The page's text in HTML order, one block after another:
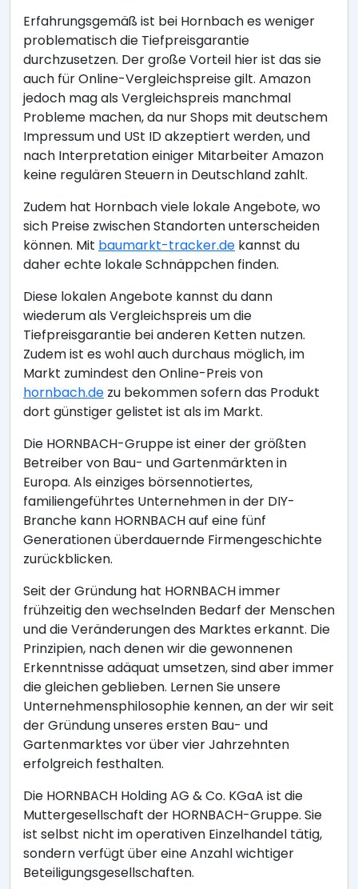
Erfahrungsgemäß ist bei Hornbach es weniger
problematisch die Tiefpreisgarantie
durchzusetzen. Der große Vorteil hier ist das sie
auch für Online-Vergleichspreise gilt. Amazon
jedoch mag als Vergleichspreis manchmal
Probleme machen, da nur Shops mit deutschem
Impressum und USt ID akzeptiert werden, und
nach Interpretation einiger Mitarbeiter Amazon
keine regulären Steuern in Deutschland zahlt.
Zudem hat Hornbach viele lokale Angebote, wo
sich Preise zwischen Standorten unterscheiden
können. Mit baumarkt-tracker.de kannst du
daher echte lokale Schnäppchen finden.
Diese lokalen Angebote kannst du dann
wiederum als Vergleichspreis um die
Tiefpreisgarantie bei anderen Ketten nutzen.
Zudem ist es wohl auch durchaus möglich, im
Markt zumindest den Online-Preis von
hornbach.de zu bekommen sofern das Produkt
dort günstiger gelistet ist als im Markt.
Die HORNBACH-Gruppe ist einer der größten
Betreiber von Bau- und Gartenmärkten in
Europa. Als einziges börsennotiertes,
familiengeführtes Unternehmen in der DIY-
Branche kann HORNBACH auf eine fünf
Generationen überdauernde Firmengeschichte
zurückblicken.
Seit der Gründung hat HORNBACH immer
frühzeitig den wechselnden Bedarf der Menschen
und die Veränderungen des Marktes erkannt. Die
Prinzipien, nach denen wir die gewonnenen
Erkenntnisse adäquat umsetzen, sind aber immer
die gleichen geblieben. Lernen Sie unsere
Unternehmensphilosophie kennen, an der wir seit
der Gründung unseres ersten Bau- und
Gartenmarktes vor über vier Jahrzehnten
erfolgreich festhalten.
Die HORNBACH Holding AG & Co. KGaA ist die
Muttergesellschaft der HORNBACH-Gruppe. Sie
ist selbst nicht im operativen Einzelhandel tätig,
sondern verfügt über eine Anzahl wichtiger
Beteiligungsgesellschaften.